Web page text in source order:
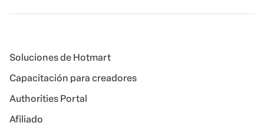
Soluciones de Hotmart
Capacitación para creadores
Authorities Portal
Afiliado